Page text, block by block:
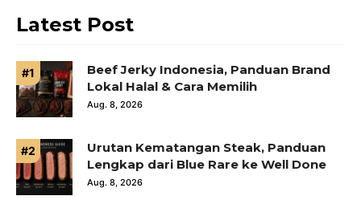
Latest Post
Beef Jerky Indonesia, Panduan Brand
Lokal Halal & Cara Memilih
Aug. 8, 2026
Urutan Kematangan Steak, Panduan
Lengkap dari Blue Rare ke Well Done
Aug. 8, 2026